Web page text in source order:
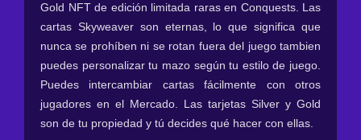
Gold NFT de edición limitada raras en Conquests. Las
cartas Skyweaver son eternas, lo que significa que
nunca se prohíben ni se rotan fuera del juego tambien
puedes personalizar tu mazo según tu estilo de juego.
Puedes intercambiar cartas fácilmente con otros
jugadores en el Mercado. Las tarjetas Silver y Gold
son de tu propiedad y tú decides qué hacer con ellas.